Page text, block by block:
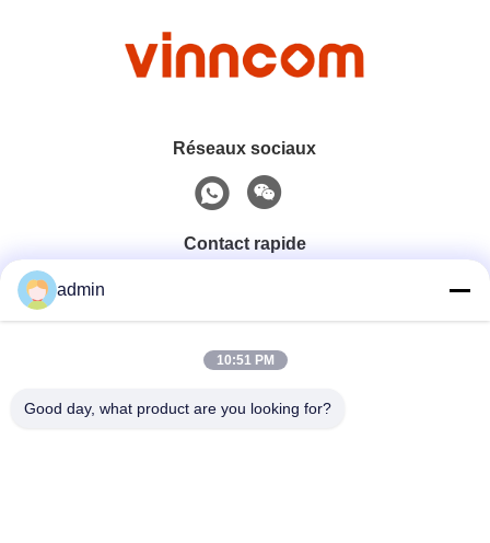
Réseaux sociaux
Contact rapide
0086-551-65396351
E-Mail
admin
10:51 PM
Good day, what product are you looking for?